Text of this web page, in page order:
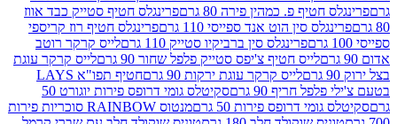
פ. כמהין פירה 80 גרם
פרינגלס חטיף סטייק כבד אווז
סין הוט אנד ספייסי 110 גרם
פרינגלס חטיף רוז קריספי
פרינגלס סין ברביקיו סטייק 110 גרם
לייס קרקר רוטב
לייס חטיף צ'יפס סטייק פלפל שחור 90 גרם
לייס קרקר עוגת
לייס קרקר עוגת ירקות 90 גרם
חטיף תפו"א LAYS
חריף 90 גרם
סקיטלס גומי דרופס פירות יוגורט 50
דרופס פירות 50 גרם
מנטוס RAINBOW סוכריות פירות